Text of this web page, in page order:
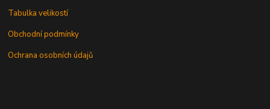
Tabulka velikostí
Obchodní podmínky
Ochrana osobních údajů